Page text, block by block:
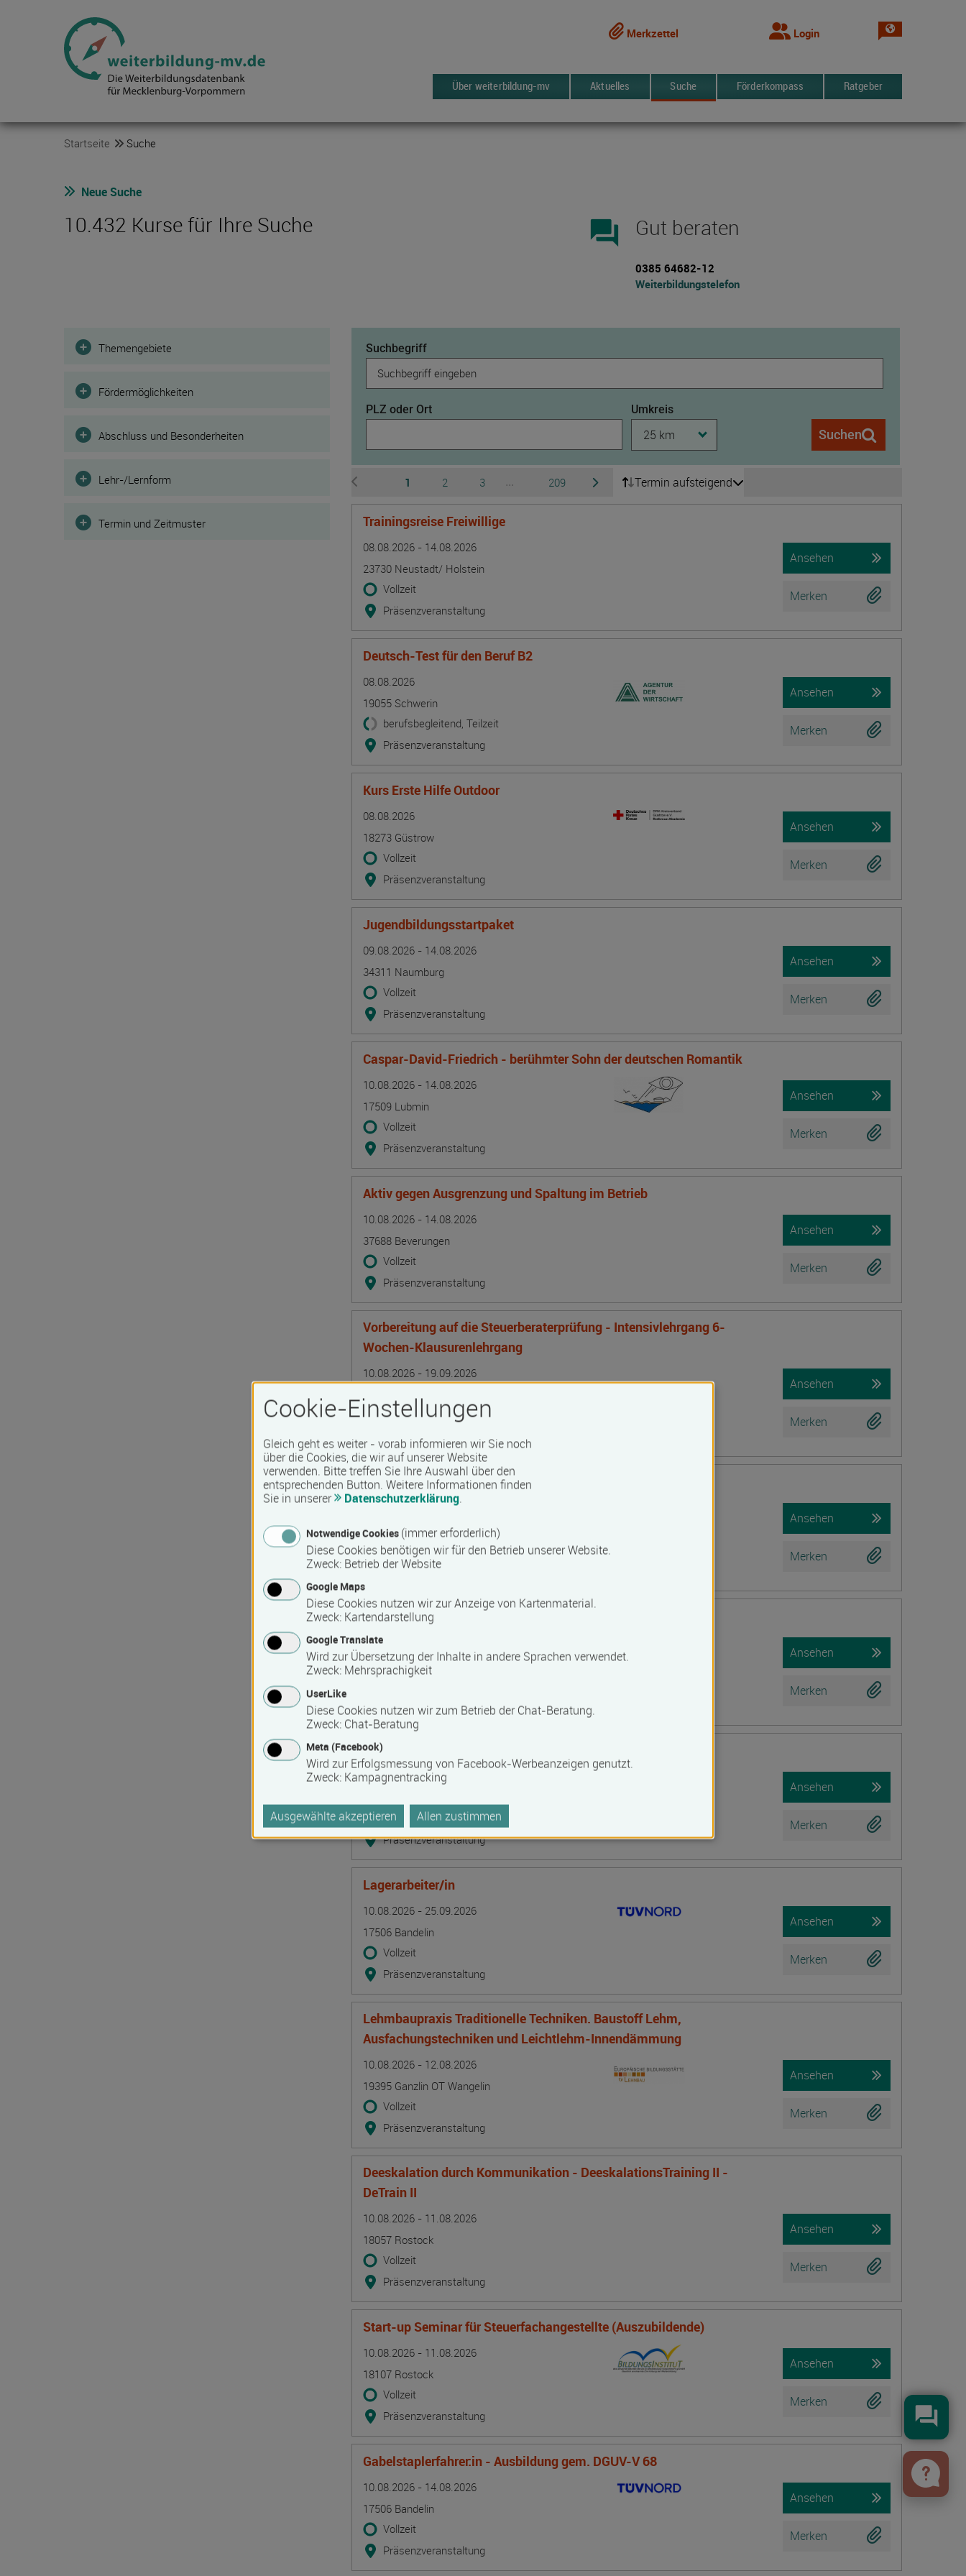
Merkzettel Login Sprache
Über weiterbildung-mv Aktuelles Suche Förderkompass Ratgeber
Startseite Suche
Neue Suche
10.432 Kurse für Ihre Suche forum Gut beraten
0385 64682-12
Weiterbildungstelefon
Suchbegriff
PLZ oder Ort Umkreis
25 km Suchen
Filter
Themengebiete
Fördermöglichkeiten
Abschluss und Besonderheiten
Lehr-/Lernform
Termin und Zeitmuster
zur vorherigen Seite wechseln
Seite
1 Seite
2 Seite
3
...
Seite
209 zur nächsten Seite wechseln
Termin aufsteigend
Trainingsreise Freiwillige
08.08.2026 - 14.08.2026
23730 Neustadt/ Holstein
Vollzeit
Präsenzveranstaltung
Ansehen
Merken
Deutsch-Test für den Beruf B2
08.08.2026
19055 Schwerin
berufsbegleitend, Teilzeit
Präsenzveranstaltung
Ansehen
Merken
Kurs Erste Hilfe Outdoor
08.08.2026
18273 Güstrow
Vollzeit
Präsenzveranstaltung
Ansehen
Merken
Jugendbildungsstartpaket
09.08.2026 - 14.08.2026
34311 Naumburg
Vollzeit
Präsenzveranstaltung
Ansehen
Merken
Caspar-David-Friedrich - berühmter Sohn der deutschen Romantik
10.08.2026 - 14.08.2026
17509 Lubmin
Vollzeit
Präsenzveranstaltung
Ansehen
Merken
Aktiv gegen Ausgrenzung und Spaltung im Betrieb
10.08.2026 - 14.08.2026
37688 Beverungen
Vollzeit
Präsenzveranstaltung
Ansehen
Merken
Vorbereitung auf die Steuerberaterprüfung - Intensivlehrgang 6-
Wochen-Klausurenlehrgang
10.08.2026 - 19.09.2026
24106 Kiel
Vollzeit
Präsenzveranstaltung
Ansehen
Merken
Bilanzbuchhalter IHK - Intensivlehrgang (schriftliche Prüfung)
Termin
10.08.2026 - 16.08.2026
Ort
50825 Köln
Zeitmuster
Vollzeit
Lehr- und Lernform
Blended Learning
Ansehen
Merken
Bilanzbuchhalter IHK - Intensivlehrgang (schriftliche Prüfung)
Termin
10.08.2026 - 16.08.2026
Ort
20537 Hamburg
Zeitmuster
Lehr- und Lernform
Blended Learning
Ansehen
Merken
Grundlagen der Tarifpolitik - direkte Kommunikation
Termin
10.08.2026 - 14.08.2026
Ort
Zeitmuster
Vollzeit
Lehr- und Lernform
Präsenzveranstaltung
Ansehen
Merken
Lagerarbeiter/in
10.08.2026 - 25.09.2026
17506 Bandelin
Vollzeit
Präsenzveranstaltung
Ansehen
Merken
Lehmbaupraxis Traditionelle Techniken. Baustoff Lehm,
Ausfachungstechniken und Leichtlehm-Innendämmung
10.08.2026 - 12.08.2026
19395 Ganzlin OT Wangelin
Vollzeit
Präsenzveranstaltung
Ansehen
Merken
Deeskalation durch Kommunikation - DeeskalationsTraining II -
DeTrain II
10.08.2026 - 11.08.2026
18057 Rostock
Vollzeit
Präsenzveranstaltung
Ansehen
Merken
Start-up Seminar für Steuerfachangestellte (Auszubildende)
10.08.2026 - 11.08.2026
18107 Rostock
Vollzeit
Präsenzveranstaltung
Ansehen
Merken
Gabelstaplerfahrer:in - Ausbildung gem. DGUV-V 68
10.08.2026 - 14.08.2026
17506 Bandelin
Vollzeit
Präsenzveranstaltung
Ansehen
Merken
Cookie-Einstellungen
Gleich geht es weiter - vorab informieren wir Sie noch
über die Cookies, die wir auf unserer Website
verwenden. Bitte treffen Sie Ihre Auswahl über den
entsprechenden Button. Weitere Informationen finden
Sie in unserer
Datenschutzerklärung.
Notwendige Cookies (immer erforderlich)
Diese Cookies benötigen wir für den Betrieb unserer Website.
Zweck: Betrieb der Website
Google Maps
Diese Cookies nutzen wir zur Anzeige von Kartenmaterial.
Zweck: Kartendarstellung
Google Translate
Wird zur Übersetzung der Inhalte in andere Sprachen verwendet.
Zweck: Mehrsprachigkeit
UserLike
Diese Cookies nutzen wir zum Betrieb der Chat-Beratung.
Zweck: Chat-Beratung
Meta (Facebook)
Wird zur Erfolgsmessung von Facebook-Werbeanzeigen genutzt.
Zweck: Kampagnentracking
Ausgewählte akzeptieren Allen zustimmen